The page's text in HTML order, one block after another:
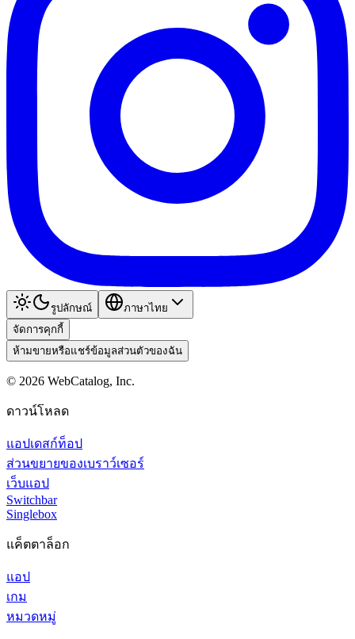
รูปลักษณ์
ภาษาไทย
จัดการคุกกี้
ห้ามขายหรือแชร์ข้อมูลส่วนตัวของฉัน
© 2026 WebCatalog, Inc.
ดาวน์โหลด
แอปเดสก์ท็อป
ส่วนขยายของเบราว์เซอร์
เว็บแอป
Switchbar
Singlebox
แค็ตตาล็อก
แอป
เกม
หมวดหมู่